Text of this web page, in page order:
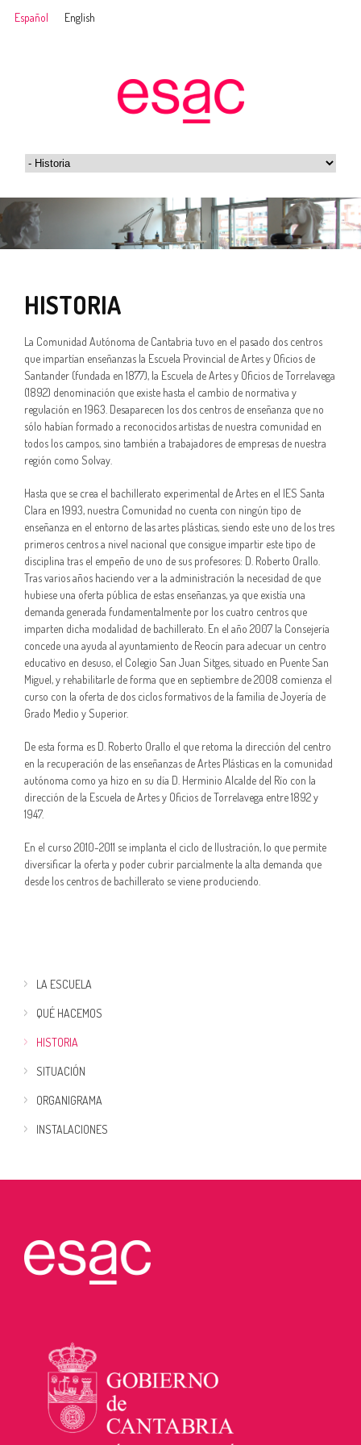
Español English
HISTORIA
La Comunidad Autónoma de Cantabria tuvo en el pasado dos centros
que impartían enseñanzas la Escuela Provincial de Artes y Oficios de
Santander (fundada en 1877), la Escuela de Artes y Oficios de Torrelavega
(1892) denominación que existe hasta el cambio de normativa y
regulación en 1963. Desaparecen los dos centros de enseñanza que no
sólo habían formado a reconocidos artistas de nuestra comunidad en
todos los campos, sino también a trabajadores de empresas de nuestra
región como Solvay.
Hasta que se crea el bachillerato experimental de Artes en el IES Santa
Clara en 1993, nuestra Comunidad no cuenta con ningún tipo de
enseñanza en el entorno de las artes plásticas, siendo este uno de los tres
primeros centros a nivel nacional que consigue impartir este tipo de
disciplina tras el empeño de uno de sus profesores: D. Roberto Orallo.
Tras varios años haciendo ver a la administración la necesidad de que
hubiese una oferta pública de estas enseñanzas, ya que existía una
demanda generada fundamentalmente por los cuatro centros que
imparten dicha modalidad de bachillerato. En el año 2007 la Consejería
concede una ayuda al ayuntamiento de Reocín para adecuar un centro
educativo en desuso, el Colegio San Juan Sitges, situado en Puente San
Miguel, y rehabilitarle de forma que en septiembre de 2008 comienza el
curso con la oferta de dos ciclos formativos de la familia de Joyería de
Grado Medio y Superior.
De esta forma es D. Roberto Orallo el que retoma la dirección del centro
en la recuperación de las enseñanzas de Artes Plásticas en la comunidad
autónoma como ya hizo en su día D. Herminio Alcalde del Río con la
dirección de la Escuela de Artes y Oficios de Torrelavega entre 1892 y
1947.
En el curso 2010-2011 se implanta el ciclo de Ilustración, lo que permite
diversificar la oferta y poder cubrir parcialmente la alta demanda que
desde los centros de bachillerato se viene produciendo.
LA ESCUELA
QUÉ HACEMOS
HISTORIA
SITUACIÓN
ORGANIGRAMA
INSTALACIONES